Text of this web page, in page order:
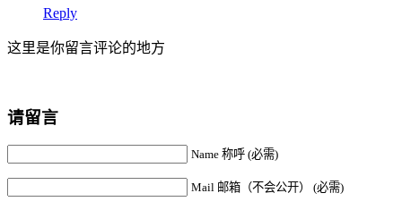
Reply
这里是你留言评论的地方
请留言
Name 称呼 (必需)
Mail 邮箱（不会公开） (必需)